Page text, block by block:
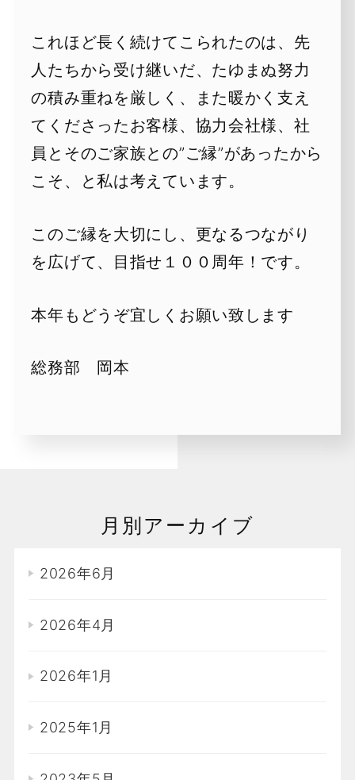
これほど長く続けてこられたのは、先
人たちから受け継いだ、たゆまぬ努力
の積み重ねを厳しく、また暖かく支え
てくださったお客様、協力会社様、社
員とそのご家族との”ご縁”があったから
こそ、と私は考えています。
このご縁を大切にし、更なるつながり
を広げて、目指せ１００周年！です。
本年もどうぞ宜しくお願い致します
総務部 岡本
月別アーカイブ
2026年6月
2026年4月
2026年1月
2025年1月